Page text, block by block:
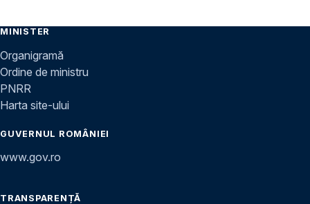
MINISTER
Organigramă
Ordine de ministru
PNRR
Harta site-ului
GUVERNUL ROMÂNIEI
www.gov.ro
TRANSPARENȚĂ